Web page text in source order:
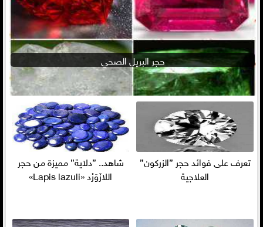
حجر البريل الصحي
تعرف على فوائد حجر ”الزركون”
العلاجية
شاهد.. ”دلاية” مميزة من حجر
اللازَوَرْد «Lapis lazuli»